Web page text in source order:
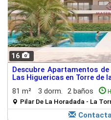
16
Descubre Apartamentos
Las Higuericas en Torre de
81 m²
3 dorm. 2 baños
Pilar De La Horadada - La